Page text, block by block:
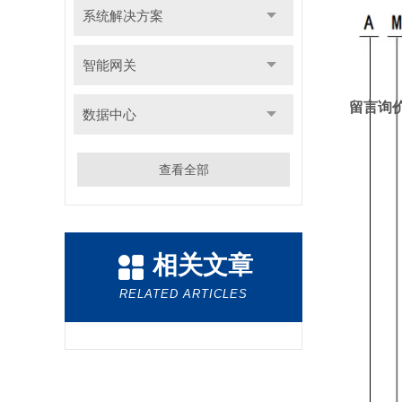
系统解决方案
智能网关
数据中心
查看全部
相关文章
RELATED ARTICLES
留言询